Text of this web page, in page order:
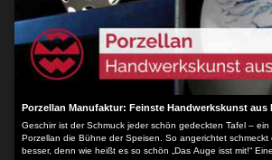
Porzellan Manufaktur: Feinste Handwerkskunst aus
Geschirr ist der Schmuck jeder schön gedeckten Tafel – ein
Porzellan die Bühne der Speisen. So angerichtet
besser, denn wie heißt es so schön „Das Auge isst mit!“